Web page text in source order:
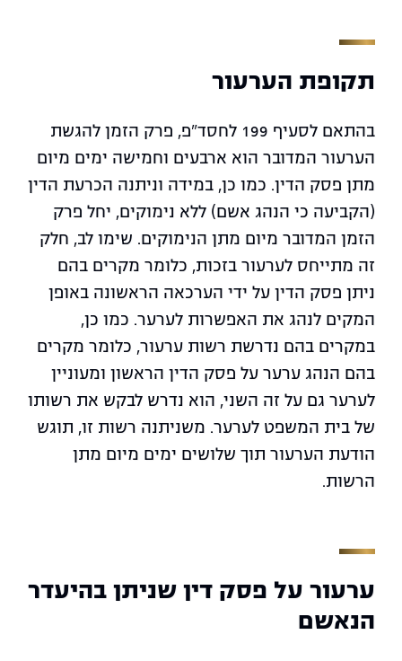
תקופת הערעור
בהתאם לסעיף 199 לחסד"פ, פרק הזמן להגשת
הערעור המדובר הוא ארבעים וחמישה ימים מיום
מתן פסק הדין. כמו כן, במידה וניתנה הכרעת הדין
(הקביעה כי הנהג אשם) ללא נימוקים, יחל פרק
הזמן המדובר מיום מתן הנימוקים. שימו לב, חלק
זה מתייחס לערעור בזכות, כלומר מקרים בהם
ניתן פסק הדין על ידי הערכאה הראשונה באופן
המקים לנהג את האפשרות לערער. כמו כן,
במקרים בהם נדרשת רשות ערעור, כלומר מקרים
בהם הנהג ערער על פסק הדין הראשון ומעוניין
לערער גם על זה השני, הוא נדרש לבקש את רשותו
של בית המשפט לערער. משניתנה רשות זו, תוגש
הודעת הערעור תוך שלושים ימים מיום מתן
הרשות.
ערעור על פסק דין שניתן בהיעדר
הנאשם